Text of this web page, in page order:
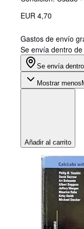
EUR 4,70
Gastos de envío
Se envía dentro
Se envía
Mostrar menos
Añadir al carrito